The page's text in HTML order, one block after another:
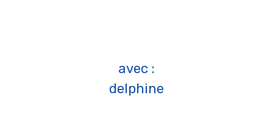
avec :
delphine